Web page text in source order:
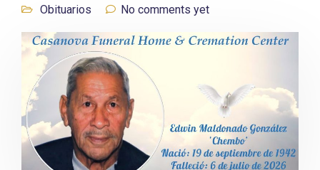
Obituarios
No comments yet